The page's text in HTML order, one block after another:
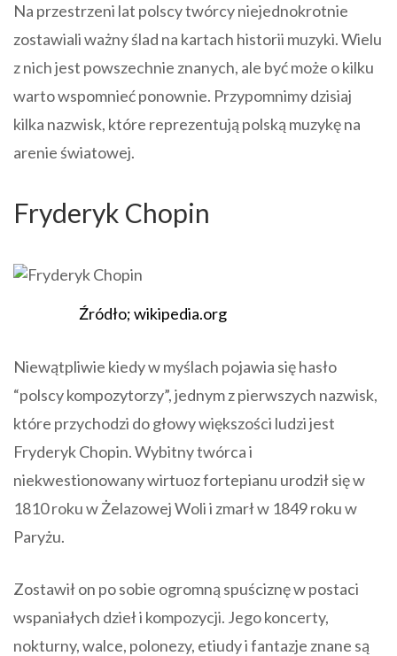
Na przestrzeni lat polscy twórcy niejednokrotnie
zostawiali ważny ślad na kartach historii muzyki. Wielu
z nich jest powszechnie znanych, ale być może o kilku
warto wspomnieć ponownie. Przypomnimy dzisiaj
kilka nazwisk, które reprezentują polską muzykę na
arenie światowej.
Fryderyk Chopin
Źródło; wikipedia.org
Niewątpliwie kiedy w myślach pojawia się hasło
“polscy kompozytorzy”, jednym z pierwszych nazwisk,
które przychodzi do głowy większości ludzi jest
Fryderyk Chopin. Wybitny twórca i
niekwestionowany wirtuoz fortepianu urodził się w
1810 roku w Żelazowej Woli i zmarł w 1849 roku w
Paryżu.
Zostawił on po sobie ogromną spuściznę w postaci
wspaniałych dzieł i kompozycji. Jego koncerty,
nokturny, walce, polonezy, etiudy i fantazje znane są